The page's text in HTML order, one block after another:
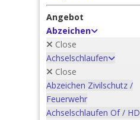
Angebot
Abzeichen
Close
Achselschlaufen
Close
Abzeichen Zivilschutz /
Feuerwehr
Achselschlaufen Of / HD